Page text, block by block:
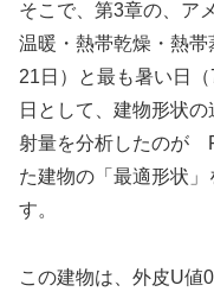
そこで、第3章の、ア
温暖・熱帯乾燥・熱帯
21日）と最も暑い日
日として、建物形状
射量を分析したのが
た建物の「最適形状
す。
この建物は、外皮U値